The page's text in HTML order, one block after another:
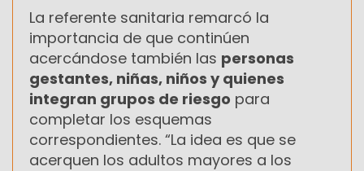
La referente sanitaria remarcó la
importancia de que continúen
acercándose también las personas
gestantes, niñas, niños y quienes
integran grupos de riesgo para
completar los esquemas
correspondientes. “La idea es que se
acerquen los adultos mayores a los